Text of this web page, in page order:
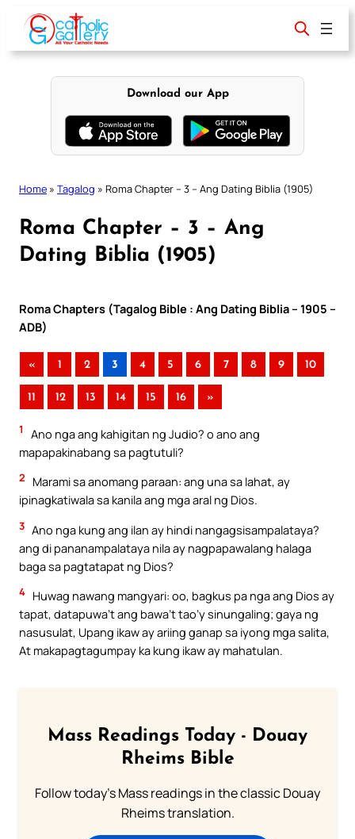
content
Download our App
Home » Tagalog » Roma Chapter – 3 – Ang Dating Biblia (1905)
Roma Chapter – 3 – Ang
Dating Biblia (1905)
Roma Chapters (Tagalog Bible : Ang Dating Biblia – 1905 –
ADB)
« 1 2 3 4 5 6 7 8 9 10
11 12 13 14 15 16 »
1
Ano nga ang kahigitan ng Judio? o ano ang
mapapakinabang sa pagtutuli?
2
Marami sa anomang paraan: ang una sa lahat, ay
ipinagkatiwala sa kanila ang mga aral ng Dios.
3 Ano nga kung ang ilan ay hindi nangagsisampalataya?
ang di pananampalataya nila ay nagpapawalang halaga
baga sa pagtatapat ng Dios?
4 Huwag nawang mangyari: oo, bagkus pa nga ang Dios ay
tapat, datapuwa’t ang bawa’t tao’y sinungaling; gaya ng
nasusulat, Upang ikaw ay ariing ganap sa iyong mga salita,
At makapagtagumpay ka kung ikaw ay mahatulan.
Mass Readings Today - Douay
Rheims Bible
Follow today's Mass readings in the classic Douay
Rheims translation.